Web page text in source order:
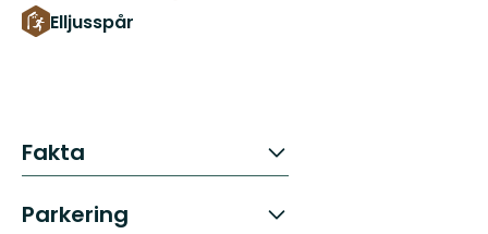
Elljusspår
Fakta
Parkering